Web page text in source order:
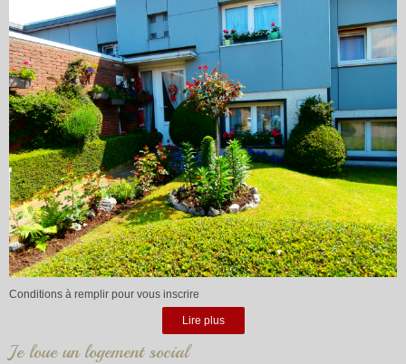
Conditions à remplir pour vous inscrire
Lire plus
Je loue un logement social